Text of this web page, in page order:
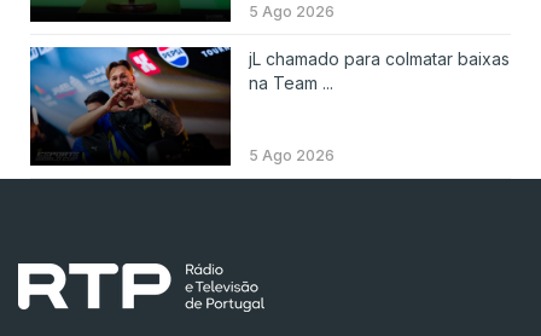
5 Ago 2026
jL chamado para colmatar baixas
na Team ...
5 Ago 2026